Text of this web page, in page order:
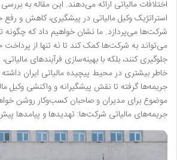
اختلافات مالیاتی ارائه می‌دهند. این مقاله به
استراتژیک وکیل مالیاتی در پیشگیری، کاهش و رفع
شرکت‌ها می‌پردازد. ما نشان خواهیم داد که
می‌تواند به شرکت‌ها کمک کند تا نه تنها از
جلوگیری کنند، بلکه با بهینه‌سازی فرآیندهای
خاطر بیشتری در محیط پیچیده مالیاتی ایران
جریمه‌ها گرفته تا نقش پیشگیرانه و واکنشی وکیل
موضوع برای مدیران و صاحبان کسب‌وکار روشن
جریمه‌های مالیاتی شرکت‌ها: تهدیدها و پیامدها